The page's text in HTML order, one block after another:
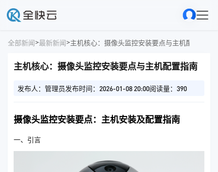
全部新闻>最新新闻>主机核心：摄像头监控安装要点与主机配置指南
主机核心：摄像头监控安装要点与主机配置指南
发布人：管理员发布时间：2026-01-08 20:00阅读量：390
摄像头监控安装要点：主机安装及配置指南
一、引言